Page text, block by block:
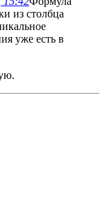
из столбца
уже есть в